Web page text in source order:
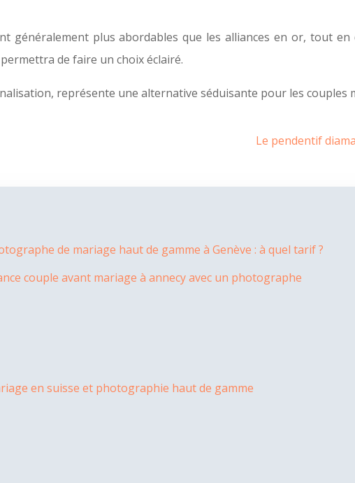
généralement plus abordables que les alliances en or, tout
de faire un choix éclairé.
représente une alternative séduisante pour les couples
Le pendentif
de mariage haut de gamme à Genève : à quel tarif ?
couple avant mariage à annecy avec un photographe
en suisse et photographie haut de gamme